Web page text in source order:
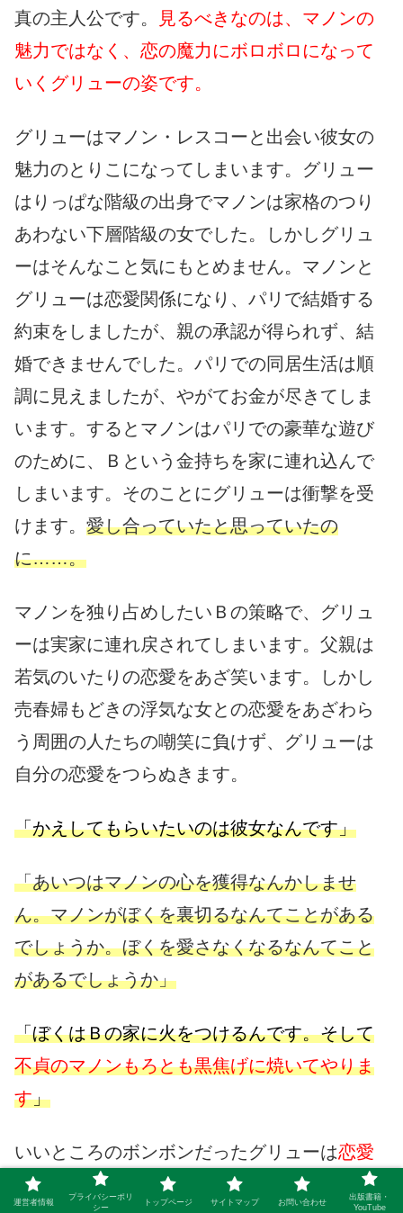
真の主人公です。
見るべきなのは、マノンの
魅力ではなく、恋の魔力にボロボロになって
いくグリューの姿です。
グリューはマノン・レスコーと出会い彼女の
魅力のとりこになってしまいます。グリュー
はりっぱな階級の出身でマノンは家格のつり
あわない下層階級の女でした。しかしグリュ
ーはそんなこと気にもとめません。マノンと
グリューは恋愛関係になり、パリで結婚する
約束をしましたが、親の承認が得られず、結
婚できませんでした。パリでの同居生活は順
調に見えましたが、やがてお金が尽きてしま
います。するとマノンはパリでの豪華な遊び
のために、Ｂという金持ちを家に連れ込んで
しまいます。そのことにグリューは衝撃を受
けます。 愛し合っていたと思っていたの
に……。
マノンを独り占めしたいＢの策略で、グリュ
ーは実家に連れ戻されてしまいます。父親は
若気のいたりの恋愛をあざ笑います。しかし
売春婦もどきの浮気な女との恋愛をあざわら
う周囲の人たちの嘲笑に負けず、グリューは
自分の恋愛をつらぬきます。
「かえしてもらいたいのは彼女なんです」
「あいつはマノンの心を獲得なんかしませ
ん。マノンがぼくを裏切るなんてことがある
でしょうか。ぼくを愛さなくなるなんてこと
があるでしょうか」
「ぼくはＢの家に火をつけるんです。そして
不貞のマノンもろとも黒焦げに焼いてやりま
す」
いいところのボンボンだったグリューは恋愛
の狂気
を知ってしまいました。
他はいたって
運営者情報
プライバシーポリ
シー
トップページ サイトマップ お問い合わせ
出版書籍・
YouTube